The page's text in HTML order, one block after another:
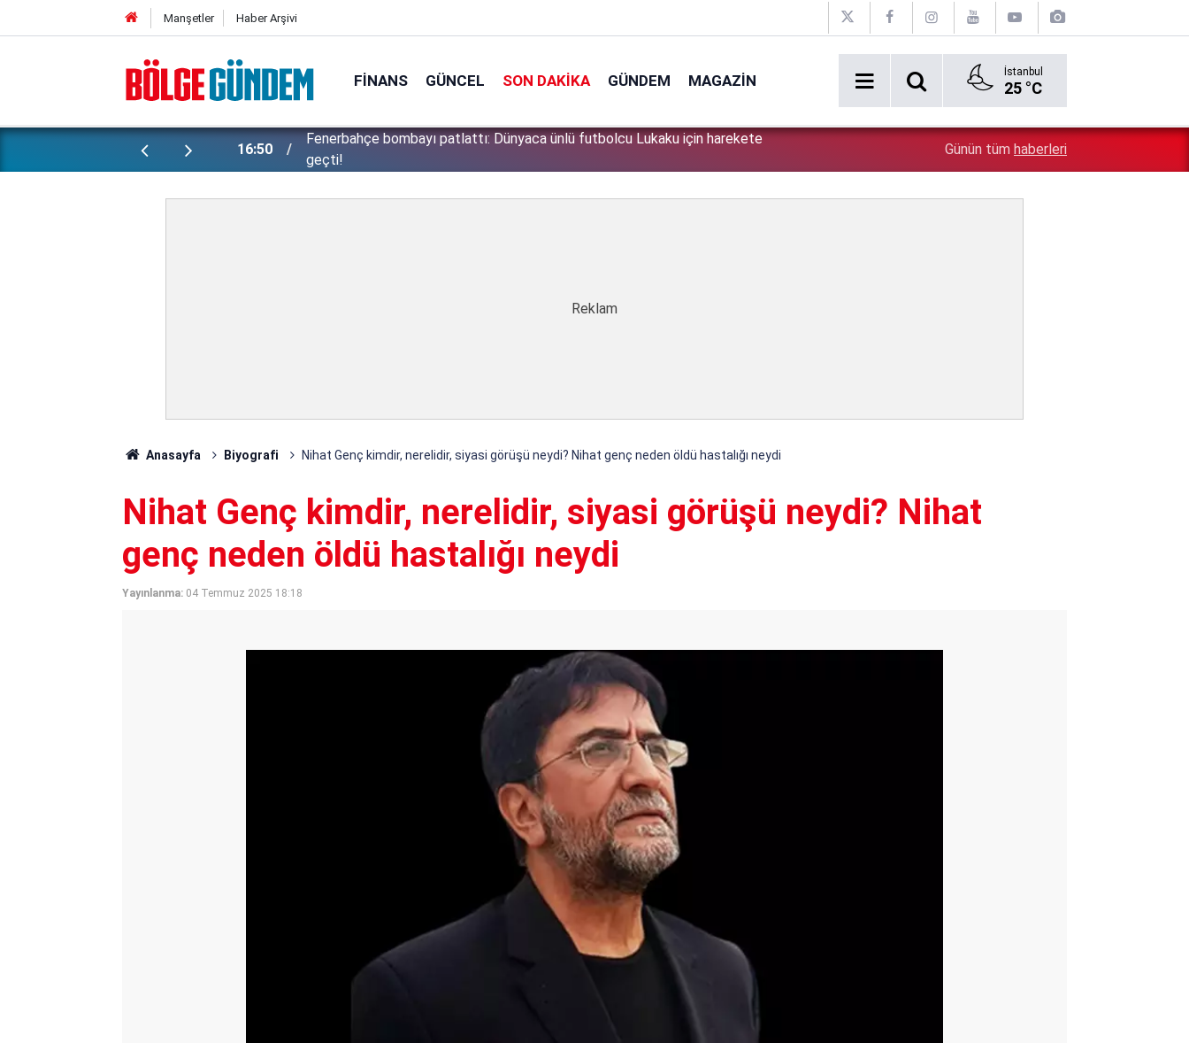
Manşetler Haber Arşivi
FINANS GÜNCEL SON DAKIKA GÜNDEM MAGAZIN İstanbul
25 °C
ünlü futbolcu Lukaku için harekete
15:37
Konuşanlar'da söyledikleri başını derde soktu: Peşine düşen emniyet Özbek
kadını gözaltına aldı!
Çin'in gözü doymuyor: Altın rezervleri doldu taştı!
Günün tüm haberleri
Anasayfa Biyografi Nihat Genç kimdir, nerelidir, siyasi görüşü neydi? Nihat genç neden öldü hastalığı neydi
Nihat Genç kimdir, nerelidir, siyasi görüşü neydi? Nihat
genç neden öldü hastalığı neydi
Yayınlanma: 04 Temmuz 2025 18:18